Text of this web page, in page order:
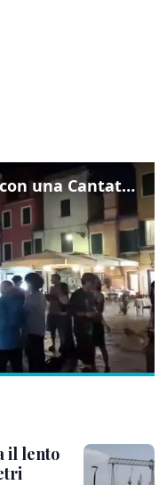
Venezia omaggia Guccini con una Cantata Anarchica in campo Santa Margherita
il lento